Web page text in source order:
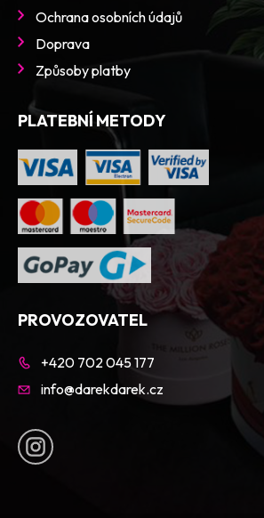
Ochrana osobních údajů
Doprava
Způsoby platby
PLATEBNÍ METODY
PROVOZOVATEL
+420 702 045 177
info@darekdarek.cz